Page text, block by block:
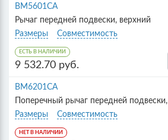
BM5601CA
Рычаг передней подвески, верхний
Размеры
Совместимость
9 532.70 руб.
ЕСТЬ В НАЛИЧИИ
BM6201CA
Поперечный рычаг передней
Размеры
Совместимость
НЕТ В НАЛИЧИИ